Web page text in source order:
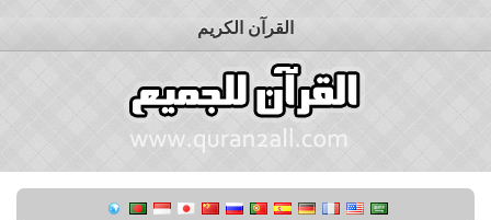
القرآن الكريم